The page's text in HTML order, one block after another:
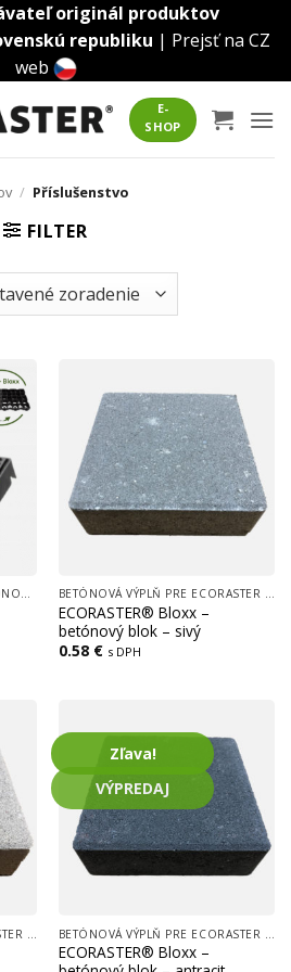
originál produktov
republiku | Prejsť na CZ
web
E-
SHOP
/ Příslušenstvo
FILTER
ECORASTER BLOXX – PRE BETÓNOVÚ VÝPLŇ, FREKVENTOVANÉ PLOCHY, CESTY, LOGISTICKÉ CENTRÁ BETÓNOVÁ VÝPLŇ PRE ECORASTER BLOXX
ECORASTER® Bloxx –
betónový blok – sivý
0.58 € s DPH
Zľava!
VÝPREDAJ
ECORASTER® Bloxx –